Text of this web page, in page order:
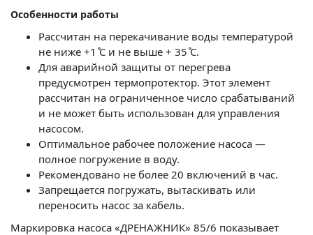
Особенности работы
Рассчитан на перекачивание воды температурой
не ниже +1 ̊С и не выше + 35 ̊С.
Для аварийной защиты от перегрева
предусмотрен термопротектор. Этот элемент
рассчитан на ограниченное число срабатываний
и не может быть использован для управления
насосом.
Оптимальное рабочее положение насоса —
полное погружение в воду.
Рекомендовано не более 20 включений в час.
Запрещается погружать, вытаскивать или
переносить насос за кабель.
Маркировка насоса «ДРЕНАЖНИК» 85/6 показывает